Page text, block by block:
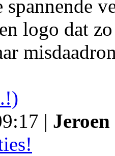
spannende
logo dat
|